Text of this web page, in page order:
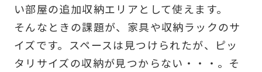
い部屋の追加収納エリアとして使えます。
そんなときの課題が、家具や収納ラックのサ
イズです。スペースは見つけられたが、ピッ
タリサイズの収納が見つからない・・・。そ